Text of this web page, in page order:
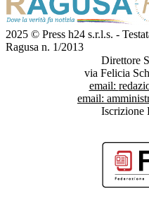
2025 © Press h24 s.r.l.s. -
Ragusa n. 1/2013
Direttore
via Felicia
email:
email:
Iscrizione